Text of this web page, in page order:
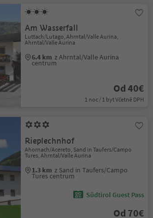
Am Wasserfall
Luttach/Lutago, Ahrntal/Valle Aurina,
Ahrntal/Valle Aurina
6.4 km z Ahrntal/Valle Aurina
centrum
Od 40€
1 noc / 1 byt Včetně DPH
Rieplechnhof
Ahornach/Acereto, Sand in Taufers/Campo
Tures, Ahrntal/Valle Aurina
1.3 km z Sand in Taufers/Campo
Tures centrum
Südtirol Guest Pass
Od 70€